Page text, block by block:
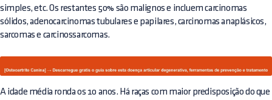
simples, etc. Os restantes 50% são malignos e incluem carcinomas
sólidos, adenocarcinomas tubulares e papilares, carcinomas anaplásicos,
sarcomas e carcinossarcomas.
A idade média ronda os 10 anos. Há raças com maior predisposição do que